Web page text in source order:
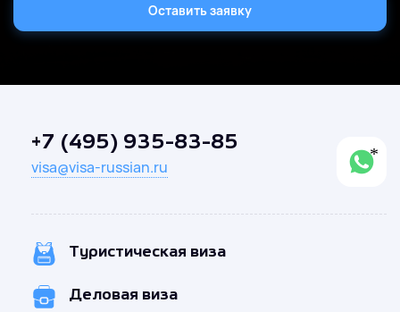
Оставить заявку
+7 (495) 935-83-85
visa@visa-russian.ru
Туристическая виза
Деловая виза